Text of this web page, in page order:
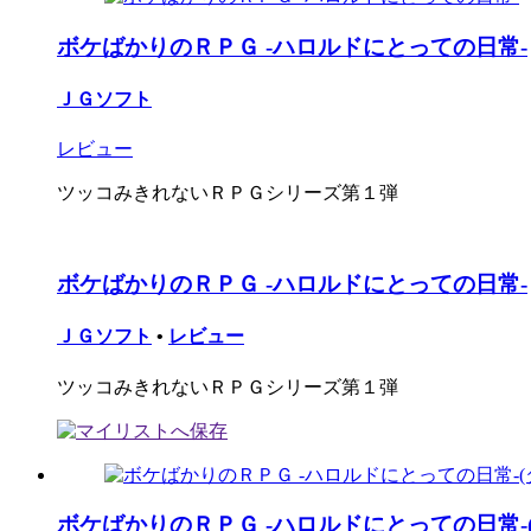
ボケばかりのＲＰＧ -ハロルドにとっての日常-
ＪＧソフト
レビュー
ツッコみきれないＲＰＧシリーズ第１弾
ボケばかりのＲＰＧ -ハロルドにとっての日常-
ＪＧソフト • レビュー
ツッコみきれないＲＰＧシリーズ第１弾
ボケばかりのＲＰＧ -ハロルドにとっての日常